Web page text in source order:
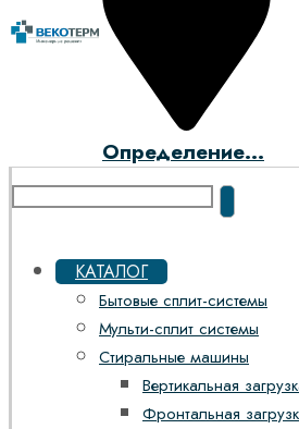
Определение...
КАТАЛОГ
Бытовые сплит-системы
Мульти-сплит системы
Стиральные машины
Вертикальная
Фронтальная